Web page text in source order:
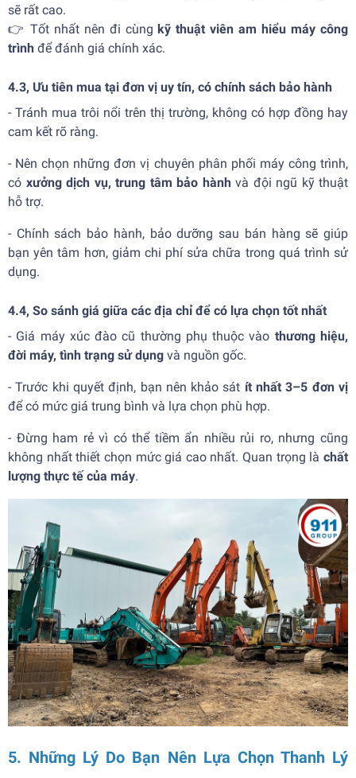
sẽ rất cao.
👉 Tốt nhất nên đi cùng kỹ thuật viên am hiểu máy công
trình để đánh giá chính xác.
4.3, Ưu tiên mua tại đơn vị uy tín, có chính sách bảo hành
- Tránh mua trôi nổi trên thị trường, không có hợp đồng hay
cam kết rõ ràng.
- Nên chọn những đơn vị chuyên phân phối máy công trình,
có xưởng dịch vụ, trung tâm bảo hànhvà đội ngũ kỹ thuật
hỗ trợ.
- Chính sách bảo hành, bảo dưỡng sau bán hàng sẽ giúp
bạn yên tâm hơn, giảm chi phí sửa chữa trong quá trình sử
dụng.
4.4, So sánh giá giữa các địa chỉ để có lựa chọn tốt nhất
- Giá máy xúc đào cũ thường phụ thuộc vào thương hiệu,
đời máy, tình trạng sử dụng và nguồn gốc.
- Trước khi quyết định, bạn nên khảo sát ít nhất 3–5 đơn vị
để có mức giá trung bình và lựa chọn phù hợp.
- Đừng ham rẻ vì có thể tiềm ẩn nhiều rủi ro, nhưng cũng
không nhất thiết chọn mức giá cao nhất. Quan trọng là chất
lượng thực tế của máy.
5. Những Lý Do Bạn Nên Lựa Chọn Thanh Lý